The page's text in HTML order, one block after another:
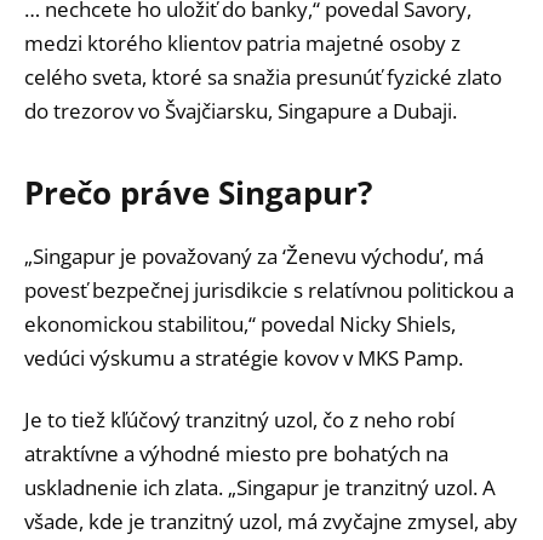
… nechcete ho uložiť do banky,“ povedal Savory,
medzi ktorého klientov patria majetné osoby z
celého sveta, ktoré sa snažia presunúť fyzické zlato
do trezorov vo Švajčiarsku, Singapure a Dubaji.
Prečo práve Singapur?
„Singapur je považovaný za ‘Ženevu východu’, má
povesť bezpečnej jurisdikcie s relatívnou politickou a
ekonomickou stabilitou,“ povedal Nicky Shiels,
vedúci výskumu a stratégie kovov v MKS Pamp.
Je to tiež kľúčový tranzitný uzol, čo z neho robí
atraktívne a výhodné miesto pre bohatých na
uskladnenie ich zlata. „Singapur je tranzitný uzol. A
všade, kde je tranzitný uzol, má zvyčajne zmysel, aby